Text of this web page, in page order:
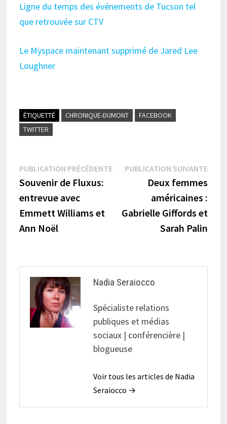
Ligne du temps des événements de Tucson tel
que retrouvée sur CTV
Le Myspace maintenant supprimé de Jared Lee
Loughner
ÉTIQUETTÉ CHRONIQUE-DUMONT
FACEBOOK
TWITTER
Navigation
de
l’article
PUBLICATION PRÉCÉDENTEPublication
précédente :
Souvenir de Fluxus:
entrevue avec
Emmett Williams et
Ann Noël
PUBLICATION SUIVANTE
Deux femmes
américaines :
Gabrielle Giffords et
Sarah Palin
Nadia Seraiocco
Spécialiste relations
publiques et médias
sociaux | conférencière |
blogueuse
Voir tous les articles de Nadia
Seraiocco →